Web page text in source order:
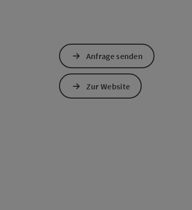
Anfrage senden
Zur Website